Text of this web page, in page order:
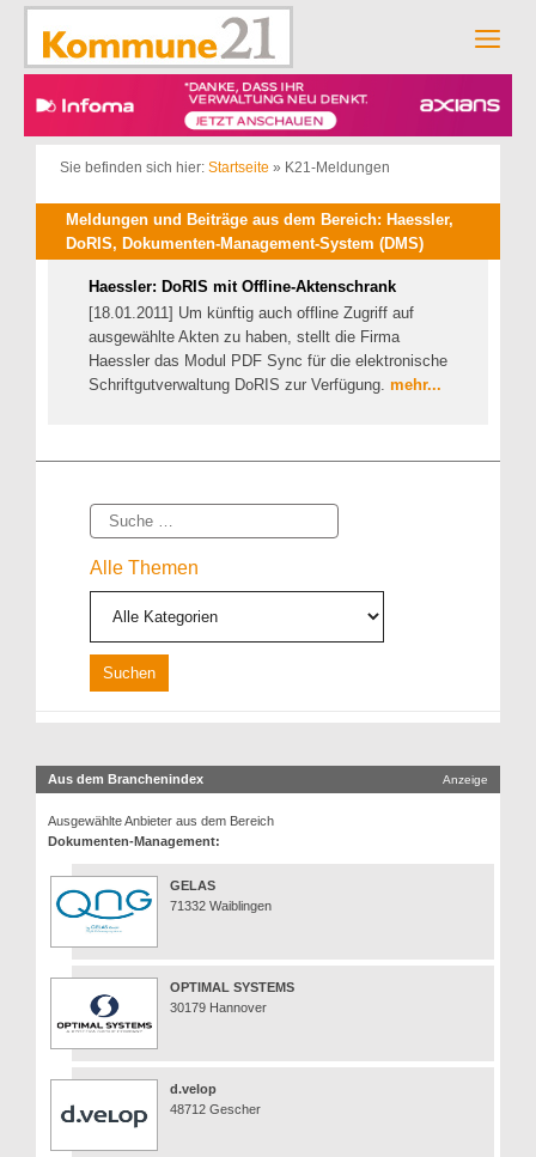
Zum
springen
Sie befinden sich hier: Startseite » K21-Meldungen
Meldungen und Beiträge aus dem Bereich: Haessler,
DoRIS, Dokumenten-Management-System (DMS)
Haessler: DoRIS mit Offline-Aktenschrank
[18.01.2011] Um künftig auch offline Zugriff auf
ausgewählte Akten zu haben, stellt die Firma
Haessler das Modul PDF Sync für die elektronische
Schriftgutverwaltung DoRIS zur Verfügung. mehr...
Suche
Alle Themen
Aus dem Branchenindex Anzeige
Ausgewählte Anbieter aus dem Bereich
Dokumenten-Management:
GELAS
71332 Waiblingen
OPTIMAL SYSTEMS
30179 Hannover
d.velop
48712 Gescher